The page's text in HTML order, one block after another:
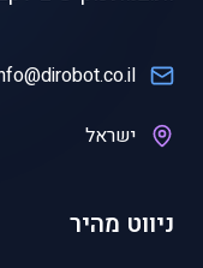
ישראל
ניווט מהיר